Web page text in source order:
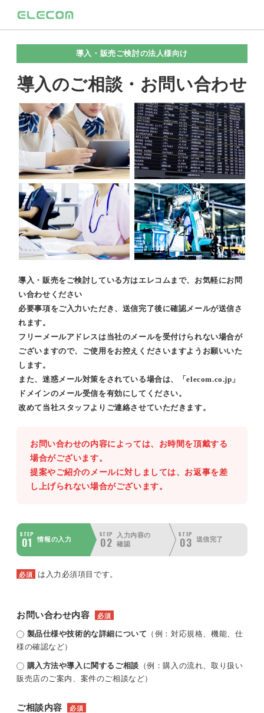
導入・販売ご検討の法人様向け
導入のご相談・お問い合わせ
導入・販売をご検討している方はエレコムまで、お気軽にお問
い合わせください
必要事項をご入力いただき、送信完了後に確認メールが送信さ
れます。
フリーメールアドレスは当社のメールを受付けられない場合が
ございますので、ご使用をお控えくださいますようお願いいた
します。
また、迷惑メール対策をされている場合は、「elecom.co.jp」
ドメインのメール受信を有効にしてください。
改めて当社スタッフよりご連絡させていただきます。
お問い合わせの内容によっては、お時間を頂戴する
場合がございます。
提案やご紹介のメールに対しましては、お返事を差
し上げられない場合がございます。
STEP
01 情報の入力
STEP
02
入力内容の
確認
STEP
03 送信完了
必須 は入力必須項目です。
お問い合わせ内容 必須
製品仕様や技術的な詳細について （例：対応規格、機能、仕
様の確認など）
購入方法や導入に関するご相談 （例：購入の流れ、取り扱い
販売店のご案内、案件のご相談など）
ご相談内容 必須